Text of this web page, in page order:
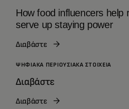
How food influencers help
serve up staying power
Διαβάστε
ΨΗΦΙΑΚΆ ΠΕΡΙΟΥΣΙΑΚΆ ΣΤΟΙΧΕΊΑ
Διαβάστε
Διαβάστε